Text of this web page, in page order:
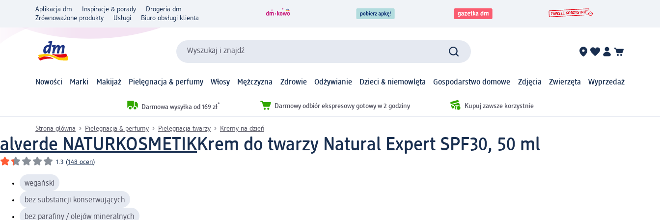
Aplikacja dm Inspiracje & porady
Drogeria dm
Zrównoważone produkty
Usługi Biuro obsługi klienta
Wyszukaj i znajdź
Nowości Marki Makijaż Pielęgnacja & perfumy Włosy Mężczyzna Zdrowie Odżywianie Dzieci & niemowlęta Gospodarstwo domowe Zdjęcia Zwierzęta Wyprzedaż
Darmowa wysyłka od 169 zł* Darmowy odbiór ekspresowy gotowy w 2 godziny Kupuj zawsze korzystnie
Strona główna Pielęgnacja & perfumy Pielęgnacja twarzy Kremy na dzień
alverde NATURKOSMETIKKrem do twarzy Natural Expert SPF30, 50 ml
1.3 (148 ocen)
wegański
bez substancji konserwujących
bez parafiny / olejów mineralnych